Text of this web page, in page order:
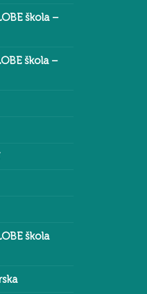
škola –
škola –
škola